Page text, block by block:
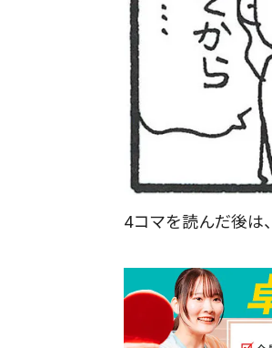
4コマを読んだ後は、